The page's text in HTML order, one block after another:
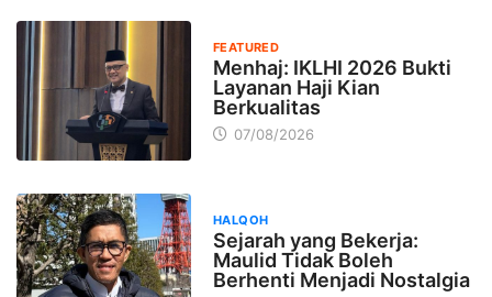
FEATURED
Menhaj: IKLHI 2026 Bukti
Layanan Haji Kian
Berkualitas
07/08/2026
HALQOH
Sejarah yang Bekerja:
Maulid Tidak Boleh
Berhenti Menjadi Nostalgia